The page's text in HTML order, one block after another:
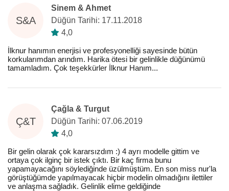
S&A
Sinem & Ahmet
Düğün Tarihi: 17.11.2018
4,0
İlknur hanımın enerjisi ve profesyonelliği sayesinde bütün
korkularımdan arındım. Harika ötesi bir gelinlikle düğünümü
tamamladım. Çok teşekkürler İlknur Hanım...
Ç&T
Çağla & Turgut
Düğün Tarihi: 07.06.2019
4,0
Bir gelin olarak çok kararsızdım :) 4 ayrı modelle gittim ve
ortaya çok ilginç bir istek çıktı. Bir kaç firma bunu
yapamayacağını söylediğinde üzülmüştüm. En son miss nur'la
görüştüğümde yapılmayacak hiçbir modelin olmadığını ilettiler
ve anlaşma sağladık. Gelinlik elime geldiğinde